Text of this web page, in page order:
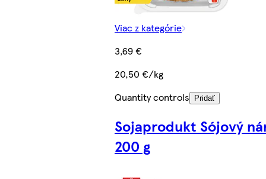
Viac z kategórie
3,69 €
20,50 €/kg
Quantity controls
Pridať
Sojaprodukt Sójový
200 g